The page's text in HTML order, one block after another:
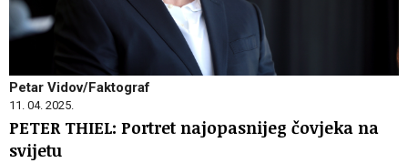
Petar Vidov/Faktograf
11. 04. 2025.
PETER THIEL: Portret najopasnijeg čovjeka na
svijetu